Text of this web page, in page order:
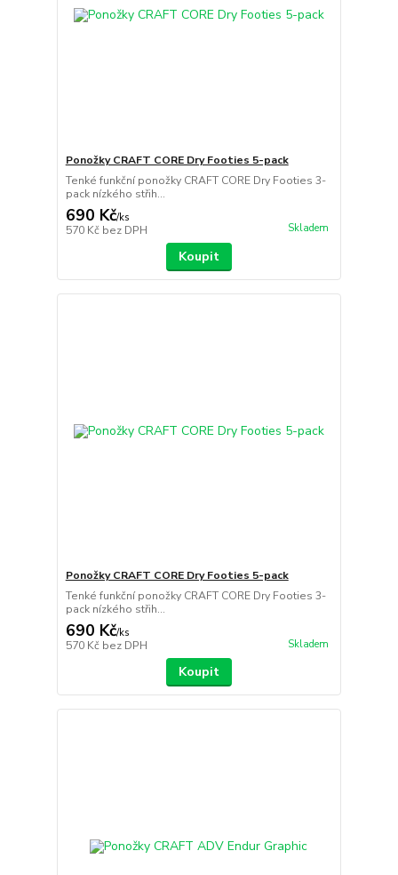
Ponožky CRAFT CORE Dry Footies 5-pack
Tenké funkční ponožky CRAFT CORE Dry Footies 3-
pack nízkého střih...
690 Kč/ks
570 Kč bez DPH Skladem
Koupit
Ponožky CRAFT CORE Dry Footies 5-pack
Tenké funkční ponožky CRAFT CORE Dry Footies 3-
pack nízkého střih...
690 Kč/ks
570 Kč bez DPH Skladem
Koupit